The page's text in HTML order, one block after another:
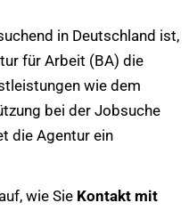
in Deutschland ist,
für Arbeit (BA) die
wie dem
bei der Jobsuche
die Agentur ein
wie Sie Kontakt mit